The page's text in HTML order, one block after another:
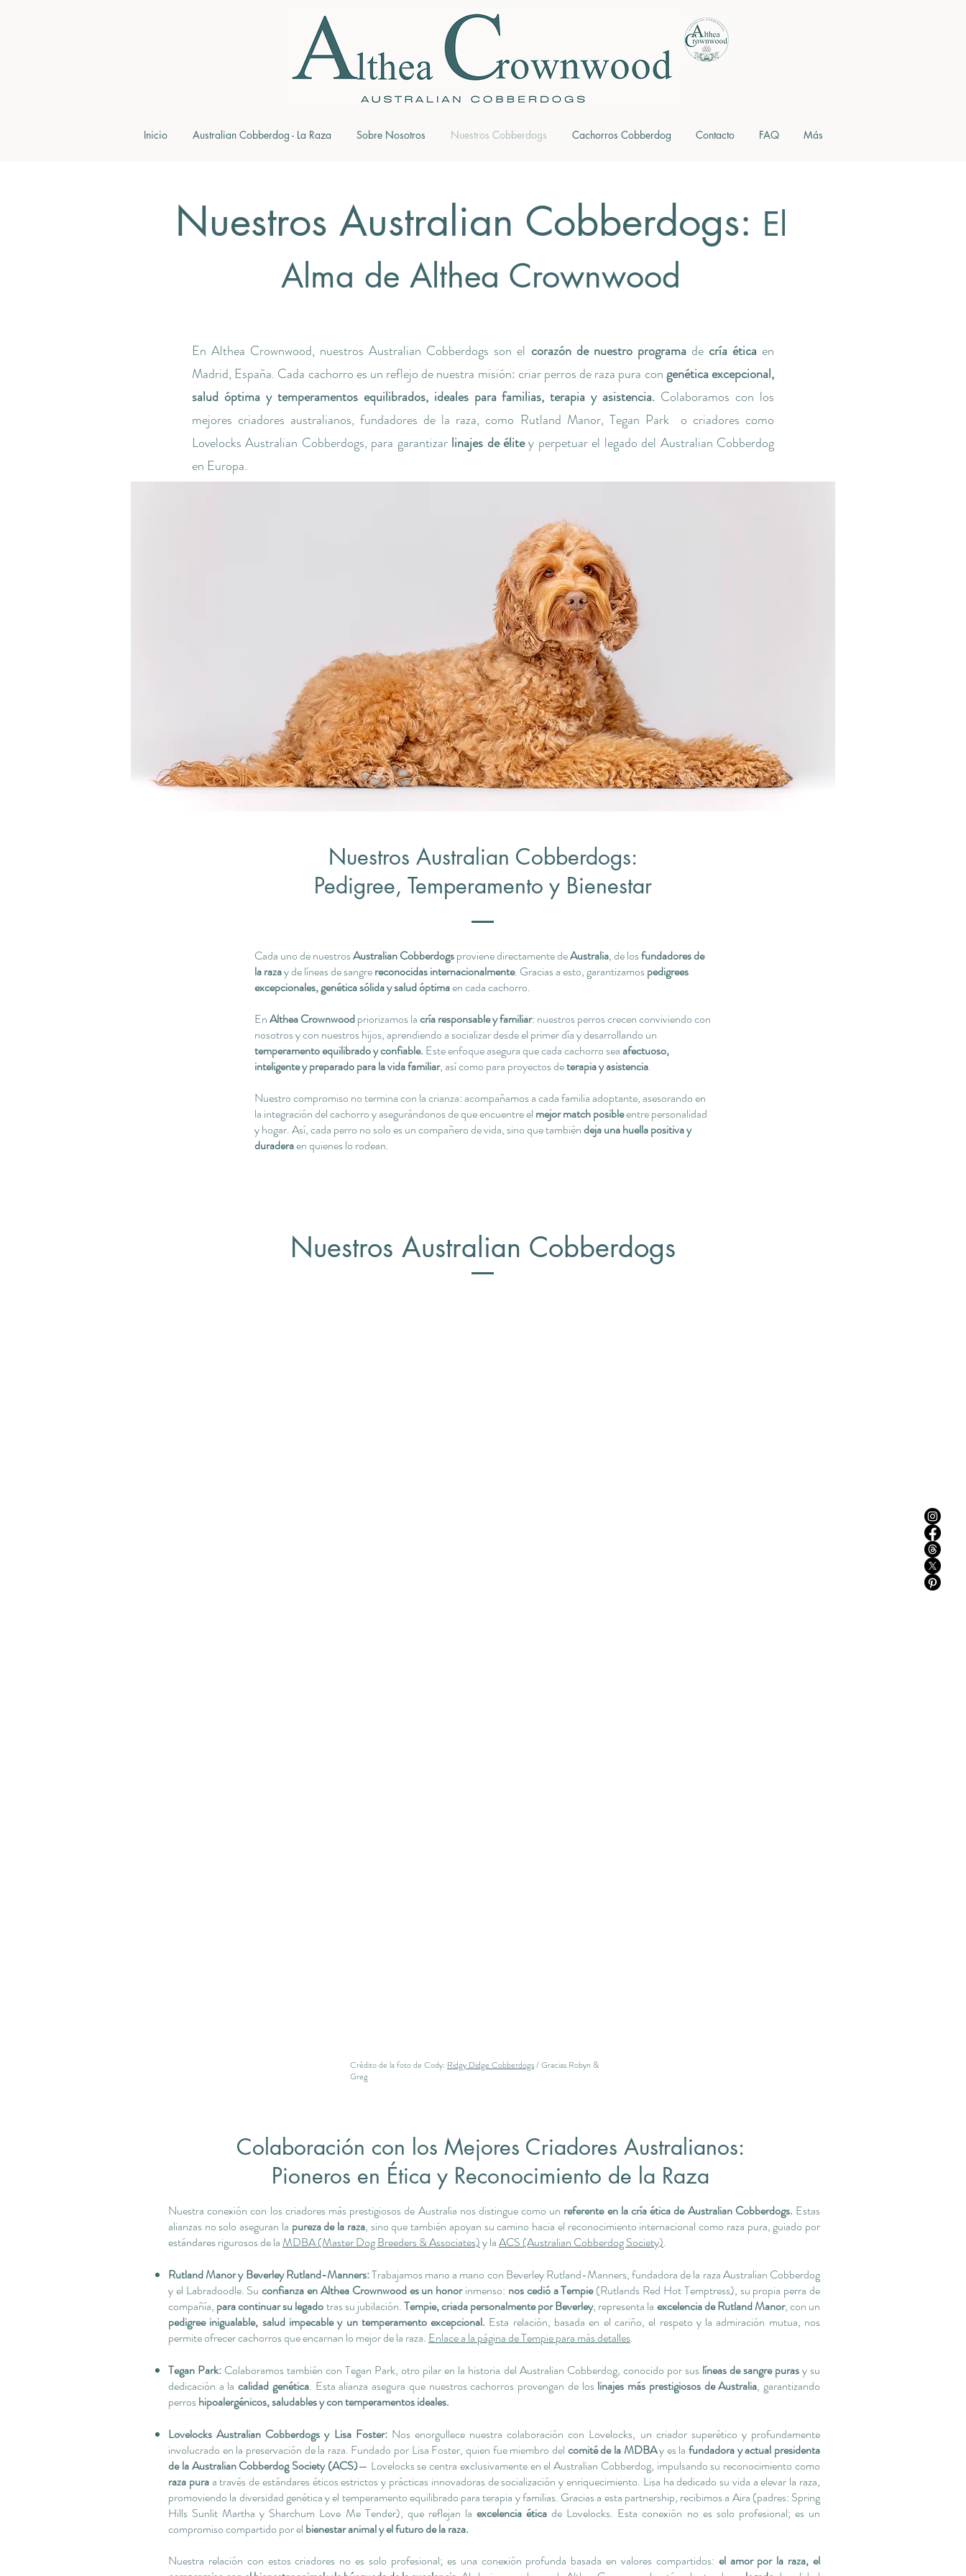
Inicio Australian Cobberdog - La Raza Sobre Nosotros Nuestros Cobberdogs Cachorros Cobberdog Contacto FAQ Más
Nuestros Australian Cobberdogs: El
Alma de Althea Crownwood
En Althea Crownwood, nuestros Australian Cobberdogs son el corazón de nuestro programade cría éticaen
Madrid, España. Cada cachorro es un reflejo de nuestra misión: criar perros de raza pura congenética excepcional,
salud óptima y temperamentos equilibrados, ideales para familias, terapia y asistencia. Colaboramos con los
mejores criadores australianos, fundadores de la raza, como Rutland Manor, Tegan Park o criadores como
Lovelocks Australian Cobberdogs, para garantizar linajes de élitey perpetuar el legado del Australian Cobberdog
en Europa.
Nuestros Australian Cobberdogs:
Pedigree, Temperamento y Bienestar
Cada uno de nuestrosAustralian Cobberdogsproviene directamente deAustralia, de losfundadores de
la razay de líneas de sangrereconocidas internacionalmente. Gracias a esto, garantizamospedigrees
excepcionales, genética sólida y salud óptimaen cada cachorro.
EnAlthea Crownwoodpriorizamos lacría responsable y familiar: nuestros perros crecen conviviendo con
nosotros y con nuestros hijos, aprendiendo a socializar desde el primer día y desarrollando un
temperamento equilibrado y confiable. Este enfoque asegura que cada cachorro seaafectuoso,
inteligente y preparado para la vida familiar, así como para proyectos deterapia y asistencia.
Nuestro compromiso no termina con la crianza: acompañamos a cada familia adoptante, asesorando en
la integración del cachorro y asegurándonos de que encuentre el mejor match posibleentre personalidad
y hogar. Así, cada perro no solo es un compañero de vida, sino que tambiéndeja una huella positiva y
duraderaen quienes lo rodean.
Nuestros Australian Cobberdogs
Crédito de la foto de Cody: Ridgy Didge Cobberdogs/ Gracias Robyn &
Greg
Colaboración con los Mejores Criadores Australianos:
Pioneros en Ética y Reconocimiento de la Raza
Nuestra conexión con los criadores más prestigiosos de Australia nos distingue como un referente en la cría ética de Australian Cobberdogs. Estas
alianzas no solo aseguran la pureza de la raza, sino que también apoyan su camino hacia el reconocimiento internacional como raza pura, guiado por
estándares rigurosos de laMDBA (Master Dog Breeders & Associates)y laACS (Australian Cobberdog Society).
Rutland Manor y Beverley Rutland-Manners:Trabajamos mano a mano con Beverley Rutland-Manners, fundadora de la raza Australian Cobberdog
y el Labradoodle. Suconfianza en Althea Crownwood es un honorinmenso: nos cedió a Tempie(Rutlands Red Hot Temptress), su propia perra de
compañía, para continuar su legadotras su jubilación.Tempie, criada personalmente por Beverley, representa la excelencia de Rutland Manor, con un
pedigree inigualable, salud impecable y un temperamento excepcional. Esta relación, basada en el cariño, el respeto y la admiración mutua, nos
permite ofrecer cachorros que encarnan lo mejor de la raza. Enlace a la página de Tempie para más detalles.
Tegan Park: Colaboramos también con Tegan Park, otro pilar en la historia del Australian Cobberdog, conocido por sus líneas de sangre purasy su
dedicación a lacalidad genética. Esta alianza asegura que nuestros cachorros provengan de los linajes más prestigiosos de Australia, garantizando
perroshipoalergénicos, saludables y con temperamentos ideales.
Lovelocks Australian Cobberdogs y Lisa Foster:Nos enorgullece nuestra colaboración con Lovelocks, un criador superético y profundamente
involucrado en la preservación de la raza. Fundado por Lisa Foster, quien fue miembro del comité de la MDBAy es lafundadora y actual presidenta
de la Australian Cobberdog Society (ACS)— Lovelocks se centra exclusivamente en el Australian Cobberdog, impulsando su reconocimiento como
raza puraa través de estándares éticos estrictos y prácticas innovadoras de socialización y enriquecimiento. Lisa ha dedicado su vida a elevar la raza,
promoviendo la diversidad genética y el temperamento equilibrado para terapia y familias. Gracias a esta partnership, recibimos a Aira (padres: Spring
Hills Sunlit Martha y Sharchum Love Me Tender), que reflejan la excelencia ética de Lovelocks. Esta conexión no es solo profesional; es un
compromiso compartido por el bienestar animal y el futuro de la raza.
Nuestra relación con estos criadores no es solo profesional; es una conexión profunda basada en valores compartidos: el amor por la raza, el